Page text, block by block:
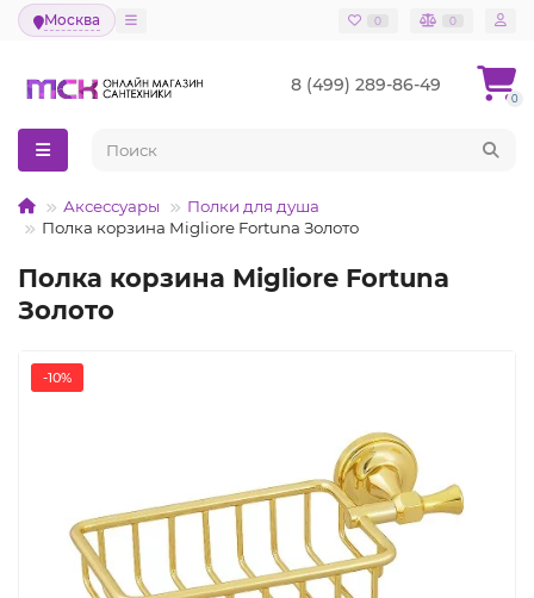
Москва 0 0
8 (499) 289-86-49
0
Аксессуары
Полки для душа
Полка корзина Migliore Fortuna Золото
Полка корзина Migliore Fortuna
Золото
-10%